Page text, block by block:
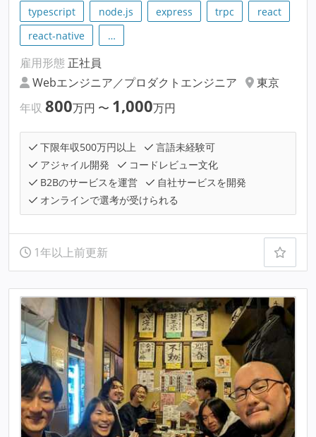
typescript node.js express trpc
react
react-native
…
雇用形態 正社員
Webエンジニア／プロダクトエンジニア
東京
年収 800万円 〜 1,000万円
下限年収500万円以上
言語未経験可
アジャイル開発
コードレビュー文化
B2Bのサービスを運営
自社サービスを開発
オンラインで選考が受けられる
1年以上前更新